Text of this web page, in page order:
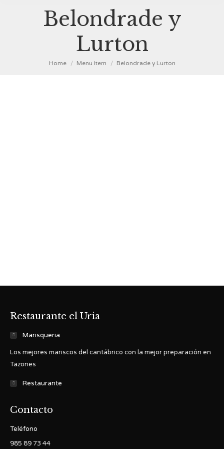
Belondrade y
Lurton
You are here:
Home Menu Item Belondrade y Lurton
Restaurante el Uria
Marisqueria
Los mejores mariscos del cantábrico con la mejor preparación en
Tazones
Restaurante
Contacto
Teléfono
985 89 73 44